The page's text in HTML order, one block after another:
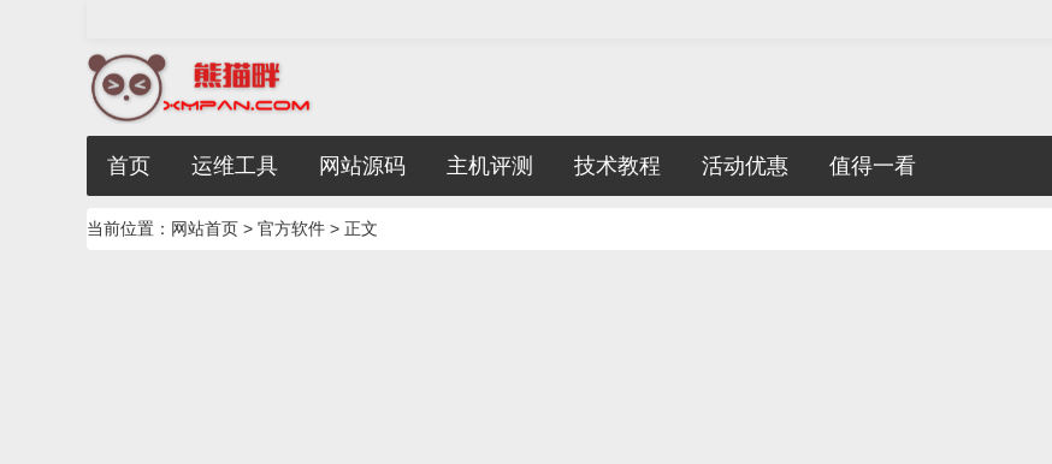
首页 运维工具 网站源码 主机评测 技术教程 活动优惠 值得一看
当前位置： 网站首页 > 官方软件 > 正文